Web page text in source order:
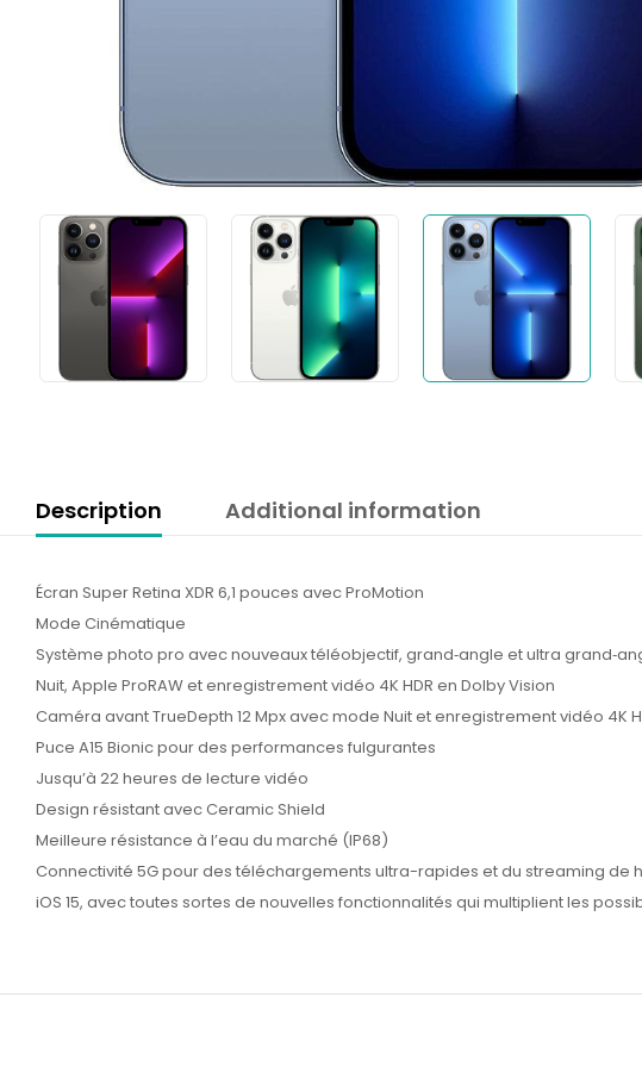
Description Additional information
Écran Super Retina XDR 6,1 pouces avec ProMotion
Mode Cinématique
Système photo pro avec nouveaux téléobjectif, grand‑angle et ultra
Nuit, Apple ProRAW et enregistrement vidéo 4K HDR en Dolby Vision
Caméra avant TrueDepth 12 Mpx avec mode Nuit et enregistrement vidéo 4K
Puce A15 Bionic pour des performances fulgurantes
Jusqu’à 22 heures de lecture vidéo
Design résistant avec Ceramic Shield
Meilleure résistance à l’eau du marché (IP68)
Connectivité 5G pour des téléchargements ultra-rapides et du streaming de
iOS 15, avec toutes sortes de nouvelles fonctionnalités qui multiplient les